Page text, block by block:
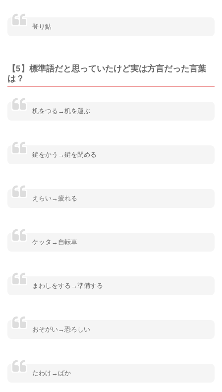
登り鮎
【5】標準語だと思っていたけど実は方言だった言葉
は？
机をつる→机を運ぶ
鍵をかう→鍵を閉める
えらい→疲れる
ケッタ→自転車
まわしをする→準備する
おそがい→恐ろしい
たわけ→ばか